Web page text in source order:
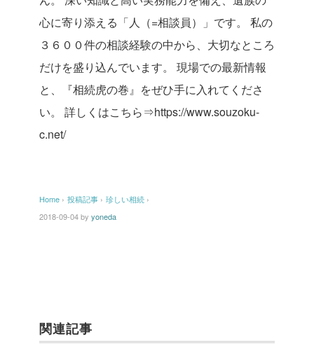
心に寄り添える「人（=相談員）」です。
私の
３６００件の相談経験の中から、大切なところ
だけを盛り込んでいます。
現場での最新情報
と、『相続虎の巻』をぜひ手に入れてくださ
い。
詳しくはこちら⇒https://www.souzoku-
c.net/
Home › 投稿記事 › 珍しい相続 ›
2018-09-04by yoneda
関連記事